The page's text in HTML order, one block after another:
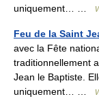
uniquement… …
Feu de la Saint
avec la Fête
traditionnellement
Jean le Baptiste.
uniquement… …